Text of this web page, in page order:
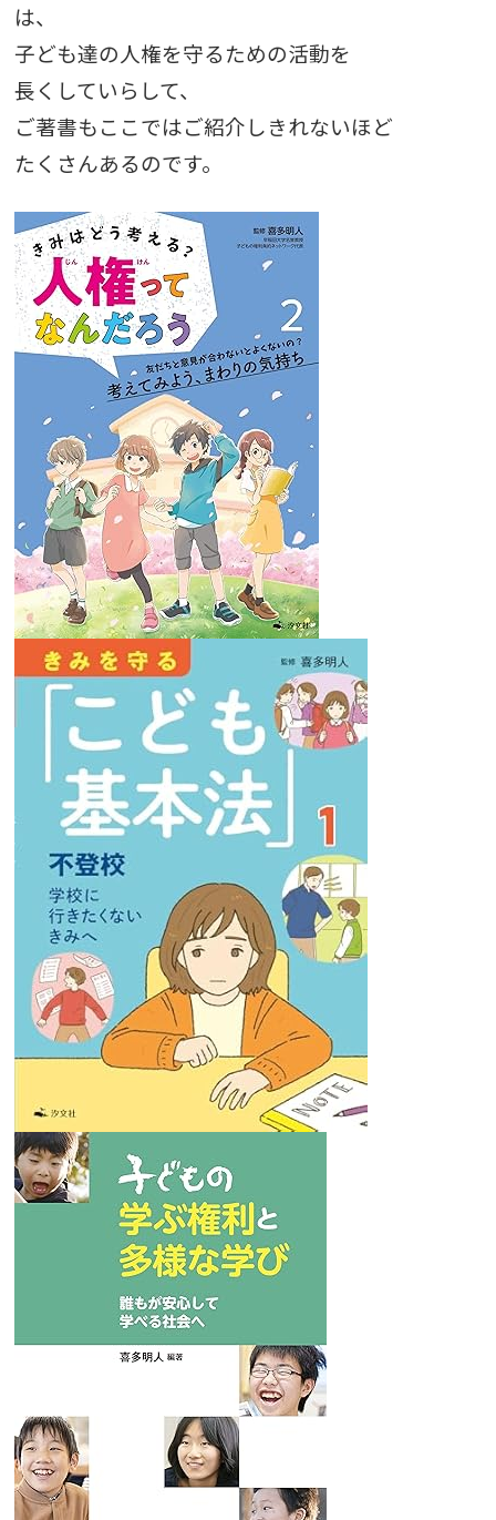
は、
子ども達の人権を守るための活動を
長くしていらして、
ご著書もここではご紹介しきれないほど
たくさんあるのです。